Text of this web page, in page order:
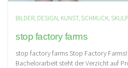
BILDER, DESIGN, KUNST, SCHMUCK,
stop factory farms
stop factory farms Stop Factory
Bachelorarbeit steht der Verzicht auf